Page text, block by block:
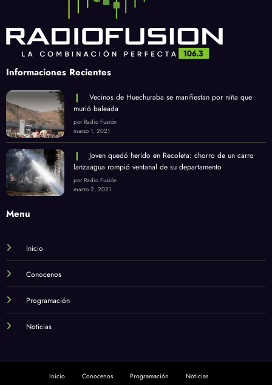
Vecinos de Huechuraba se manifiestan por niña que
murió baleada
por Radio Fusión
marzo 1, 2021
Joven quedó herido en Recoleta: chorro de un carro
lanzaagua rompió ventanal de su departamento
por Radio Fusión
marzo 2, 2021
Menu
Inicio
Conocenos
Programación
Inicio Conocenos Programación
Noticias